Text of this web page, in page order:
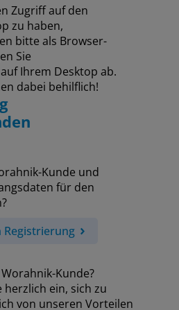
Zugriff auf den
zu haben,
bitte als Browser-
Sie
Ihrem Desktop ab.
dabei behilflich!
Kunde und
für den
Registrierung
Kunde?
herzlich ein, sich zu
von unseren Vorteilen